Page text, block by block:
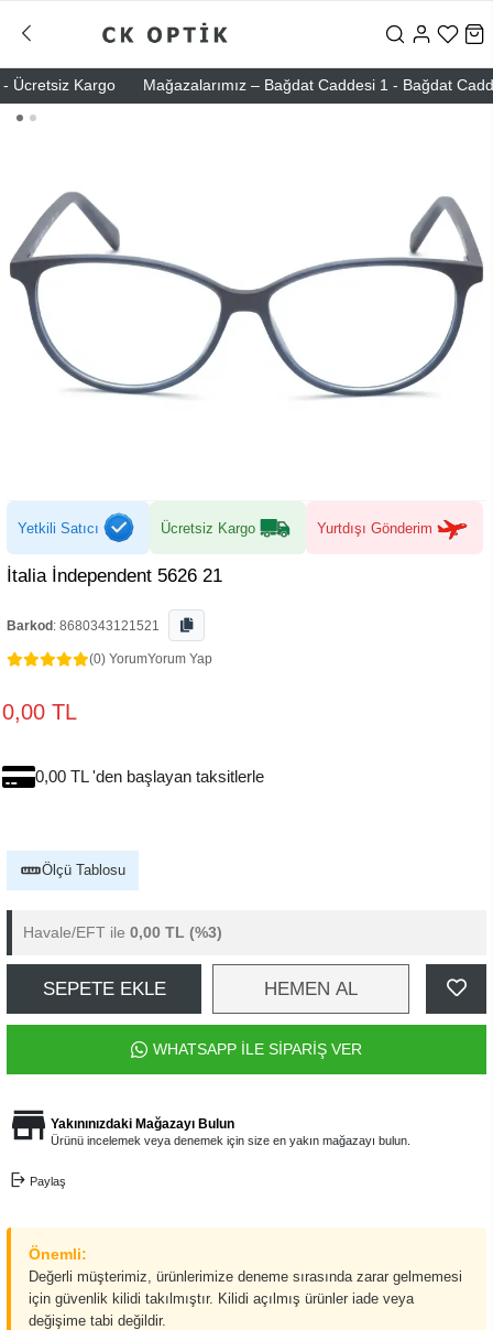
Kargo Mağazalarımız – Bağdat Caddesi 1 - Bağdat
Yetkili Satıcı Ücretsiz Kargo Yurtdışı Gönderim
İtalia İndependent 5626 21
Barkod : 8680343121521
(0) YorumYorum Yap
0,00 TL
0,00 TL 'den başlayan taksitlerle
Ölçü Tablosu
Havale/EFT ile 0,00 TL (%3)
SEPETE EKLE HEMEN AL
WHATSAPP İLE SİPARİŞ VER
Yakınınızdaki Mağazayı Bulun
Ürünü incelemek veya denemek için size en yakın mağazayı bulun.
Paylaş
Önemli:
Değerli müşterimiz, ürünlerimize deneme sırasında zarar gelmemesi
için güvenlik kilidi takılmıştır. Kilidi açılmış ürünler iade veya
değişime tabi değildir.